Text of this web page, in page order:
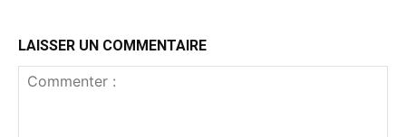
LAISSER UN COMMENTAIRE